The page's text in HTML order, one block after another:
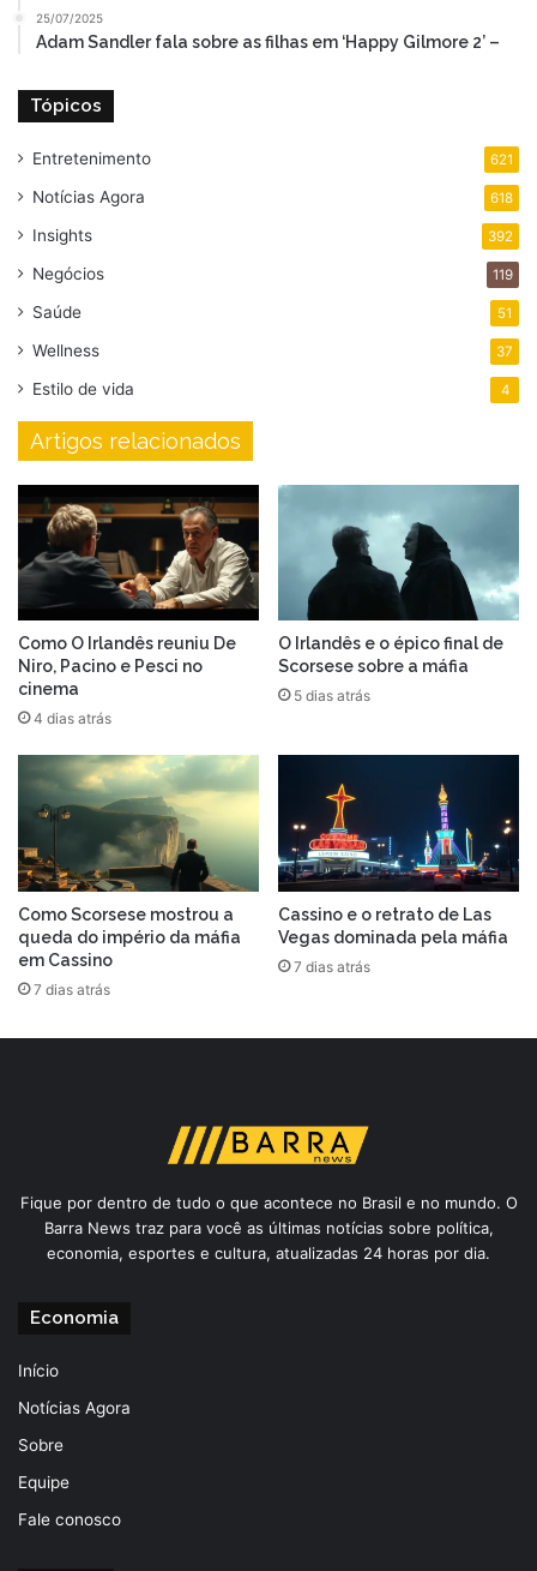
25/07/2025
Adam Sandler fala sobre as filhas em ‘Happy Gilmore 2’ –
Tópicos
Entretenimento 621
Notícias Agora 618
Insights 392
Negócios 119
Saúde 51
Wellness 37
Estilo de vida 4
Artigos relacionados
Como O Irlandês reuniu De
Niro, Pacino e Pesci no
cinema
4 dias atrás
O Irlandês e o épico final de
Scorsese sobre a máfia
5 dias atrás
Como Scorsese mostrou a
queda do império da máfia
em Cassino
7 dias atrás
Cassino e o retrato de Las
Vegas dominada pela máfia
7 dias atrás
Fique por dentro de tudo o que acontece no Brasil e no mundo. O
Barra News traz para você as últimas notícias sobre política,
economia, esportes e cultura, atualizadas 24 horas por dia.
Economia
Início
Notícias Agora
Sobre
Equipe
Fale conosco